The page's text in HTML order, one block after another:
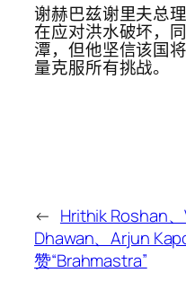
谢赫巴兹谢里夫总
在应对洪水破坏，
潭，但他坚信该国
量克服所有挑战。
← Hrithik Roshan
Dhawan、Arjun
赞“Brahmastra”